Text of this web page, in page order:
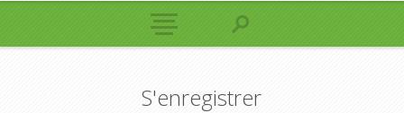
S'enregistrer